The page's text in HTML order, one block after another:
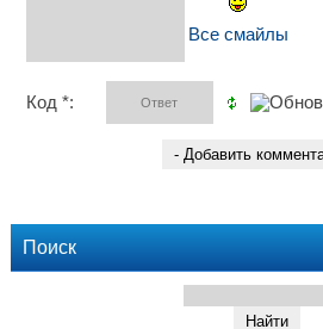
Все смайлы
Код *:
Поиск